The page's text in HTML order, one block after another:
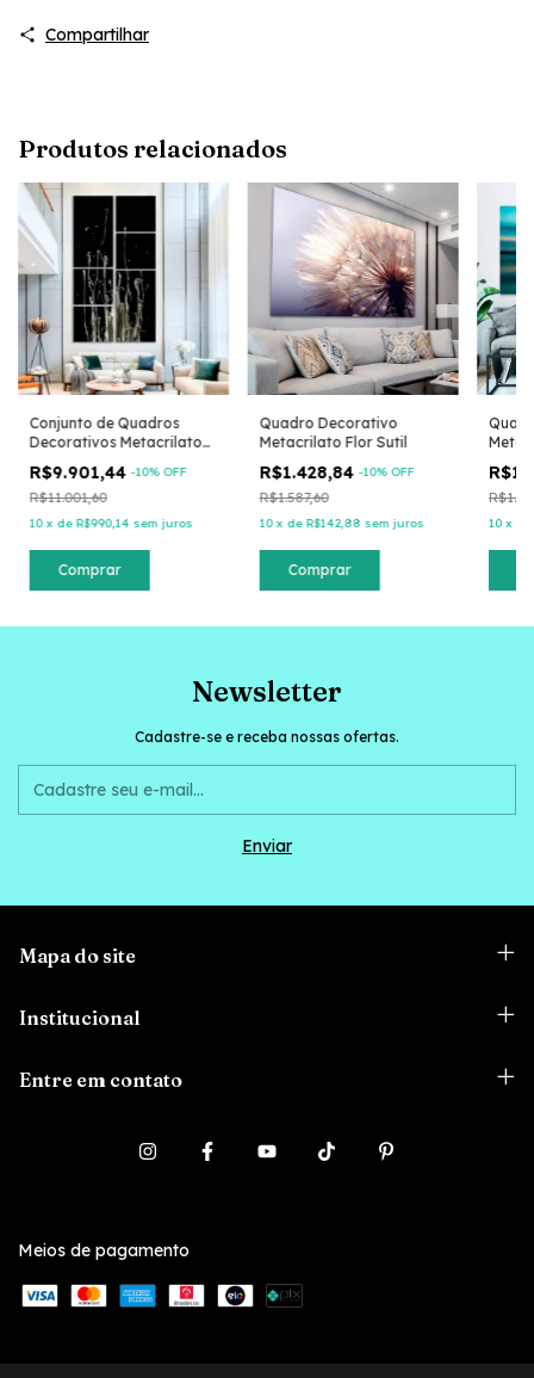
Compartilhar
Produtos relacionados
Conjunto de Quadros
Decorativos Metacrilato
R$9.901,44-10% OFF
R$11.001,60
10 x de R$990,14 sem juros
Comprar
Quadro Decorativo
Metacrilato Flor Sutil
R$1.428,84-10% OFF
R$1.587,60
10 x de R$142,88 sem juros
Comprar
10 x
Newsletter
Cadastre-se e receba nossas ofertas.
Mapa do site
Institucional
Entre em contato
Meios de pagamento